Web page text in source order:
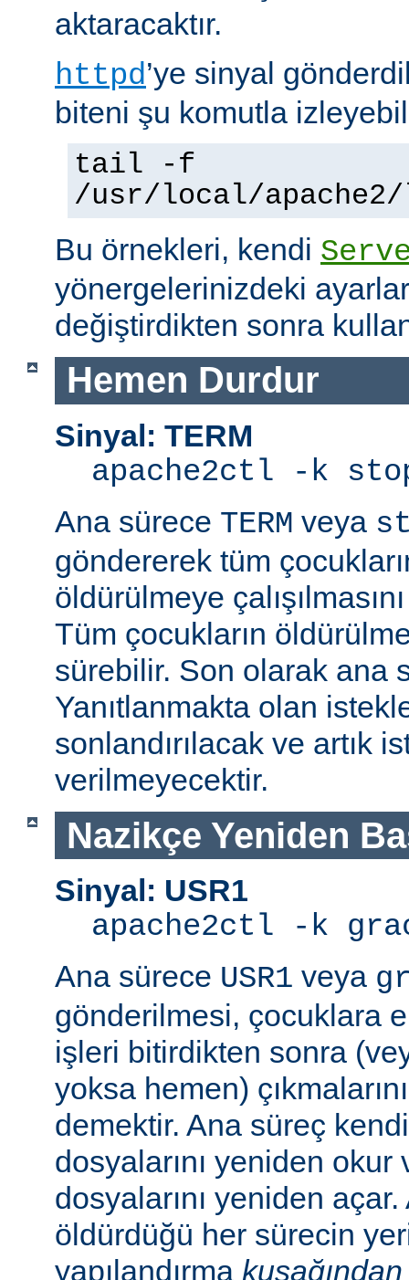
aktaracaktır.
httpd’ye sinyal
biteni şu komutla
tail -f
/usr/local/
Bu örnekleri, kendi
yönergelerinizdeki
değiştirdikten sonra
Hemen Durdur
Sinyal: TERM
apache2ctl -k
Ana sürece TERM veya
göndererek tüm
öldürülmeye
Tüm çocukların
sürebilir. Son olarak ana
Yanıtlanmakta olan
sonlandırılacak ve artık
verilmeyecektir.
Nazikçe Yeniden
Sinyal: USR1
apache2ctl -k
Ana sürece USR1 veya
gönderilmesi, çocuklara
işleri bitirdikten sonra
yoksa hemen)
demektir. Ana süreç
dosyalarını yeniden
dosyalarını yeniden
öldürdüğü her sürecin
yapılandırma kuşağından